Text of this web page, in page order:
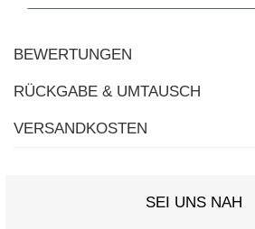
BEWERTUNGEN
RÜCKGABE & UMTAUSCH
VERSANDKOSTEN
SEI UNS NAH